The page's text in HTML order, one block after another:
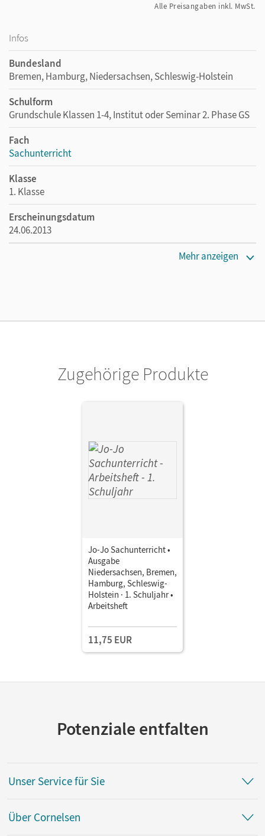
Alle Preisangaben inkl. MwSt.
Infos
Bundesland
Bremen, Hamburg, Niedersachsen, Schleswig-Holstein
Schulform
Grundschule Klassen 1-4, Institut oder Seminar 2. Phase GS
Fach
Sachunterricht
Klasse
1. Klasse
Erscheinungsdatum
24.06.2013
Mehr anzeigen
Zugehörige Produkte
Jo-Jo Sachunterricht •
Ausgabe
Niedersachsen, Bremen,
Hamburg, Schleswig-
Holstein · 1. Schuljahr •
Arbeitsheft
11,75 EUR
Potenziale entfalten
Unser Service für Sie
Über Cornelsen